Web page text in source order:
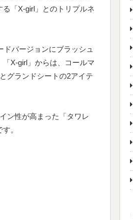
「X-girl」とのトリプルネ
ドバージョンにブラッシュ
X-girl」からは、コールマ
グランドシートの2アイテ
ン性が高まった「タワレ
。